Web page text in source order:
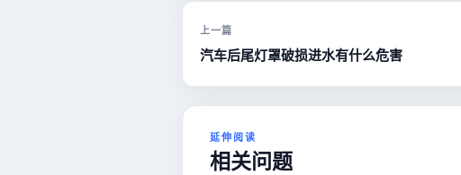
上一篇
汽车后尾灯罩破损进水有什么危害
延伸阅读
相关问题